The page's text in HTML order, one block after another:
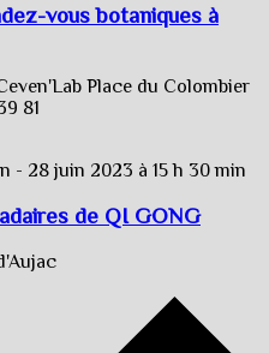
vous botaniques à
Place du Colombier
81
- 28 juin 2023 à 15 h 30 min
de QI GONG